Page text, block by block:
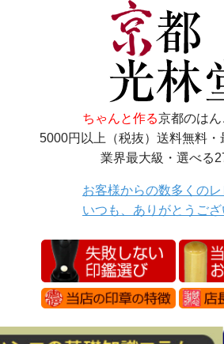
ちゃんと作る京都のは
5000円以上（税抜）送料無料・
業界最大級・選べる
お客様からの数多くのレ
いつも、ありがとうござ